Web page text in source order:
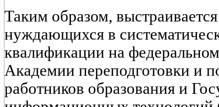
Таким образом,
нуждающихся в
квалификации на
Академии переподготовки и
работников образования и